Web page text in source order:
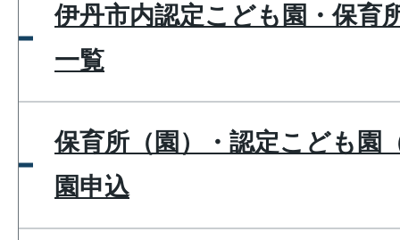
伊丹市内認定こども園・保育
一覧
保育所（園）・認定こども園
園申込